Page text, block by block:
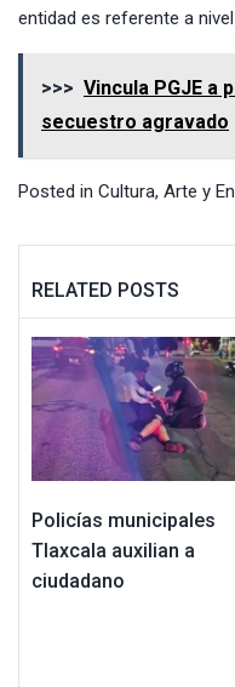
entidad es referente a
>>> Vincula PGJE a
secuestro agravado
Posted in Cultura, Arte y
RELATED POSTS
Policías municipales
Tlaxcala auxilian a
ciudadano